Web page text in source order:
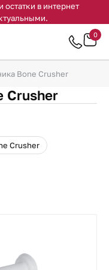
в интернет
0
Bone Crusher
Crusher
Crusher